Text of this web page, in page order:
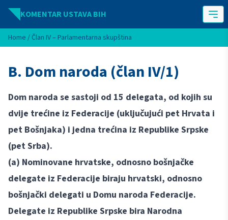
Idi na sadržaj
KOMENTAR USTAVA BIH
Home /Član IV – Parlamentarna skupština
B. Dom naroda (član IV/1)
Dom naroda se sastoji od 15 delegata, od kojih su
dvije trećine iz Federacije (uključujući pet Hrvata i
pet Bošnjaka) i jedna trećina iz Republike Srpske
(pet Srba).
(a) Nominovane hrvatske, odnosno bošnjačke
delegate iz Federacije biraju hrvatski, odnosno
bošnjački delegati u Domu naroda Federacije.
Delegate iz Republike Srpske bira Narodna